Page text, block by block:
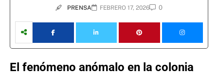
PRENSA FEBRERO 17, 2026 0
El fenómeno anómalo en la colonia